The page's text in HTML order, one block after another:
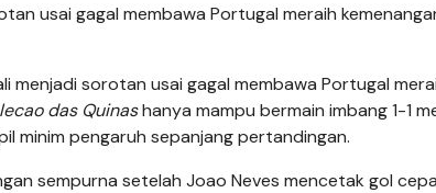
usai gagal membawa Portugal meraih
menjadi sorotan usai gagal membawa Portugal
das Quinashanya mampu bermain imbang 1-1
minim pengaruh sepanjang pertandingan.
sempurna setelah Joao Neves mencetak gol